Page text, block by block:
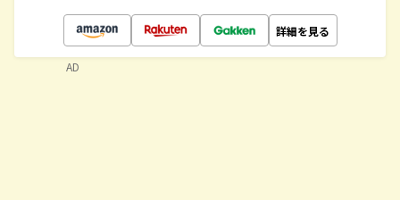
詳細を見る
AD